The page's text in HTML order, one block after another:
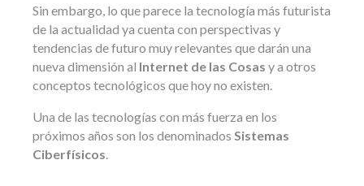
Sin embargo, lo que parece la tecnología más futurista
de la actualidad ya cuenta con perspectivas y
tendencias de futuro muy relevantes que darán una
nueva dimensión al Internet de las Cosas y a otros
conceptos tecnológicos que hoy no existen.
Una de las tecnologías con más fuerza en los
próximos años son los denominados Sistemas
Ciberfísicos.